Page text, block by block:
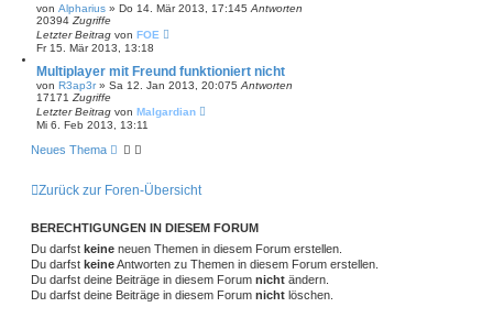
von Alpharius » Do 14. Mär 2013, 17:145 Antworten
20394 Zugriffe
Letzter Beitrag von FOE
Fr 15. Mär 2013, 13:18
Multiplayer mit Freund funktioniert nicht
von R3ap3r» Sa 12. Jan 2013, 20:075 Antworten
17171 Zugriffe
Letzter Beitrag von Malgardian
Mi 6. Feb 2013, 13:11
Neues Thema
Zurück zur Foren-Übersicht
BERECHTIGUNGEN IN DIESEM FORUM
Du darfst keine neuen Themen in diesem Forum erstellen.
Du darfst keineAntworten zu Themen in diesem Forum erstellen.
Du darfst deine Beiträge in diesem Forum nicht ändern.
Du darfst deine Beiträge in diesem Forum nicht löschen.